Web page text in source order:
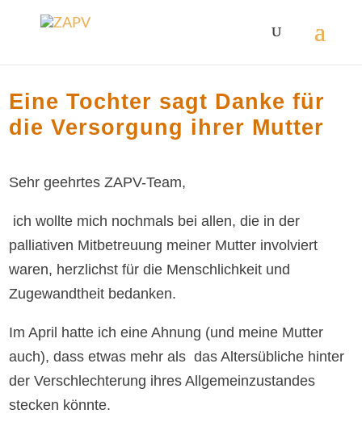
Eine Tochter sagt Danke für
die Versorgung ihrer Mutter
Sehr geehrtes ZAPV-Team,
ich wollte mich nochmals bei allen, die in der
palliativen Mitbetreuung meiner Mutter involviert
waren, herzlichst für die Menschlichkeit und
Zugewandtheit bedanken.
Im April hatte ich eine Ahnung (und meine Mutter
auch), dass etwas mehr als das Altersübliche hinter
der Verschlechterung ihres Allgemeinzustandes
stecken könnte.